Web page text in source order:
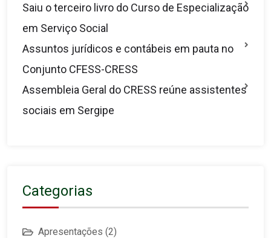
Saiu o terceiro livro do Curso de Especialização
em Serviço Social
Assuntos jurídicos e contábeis em pauta no
Conjunto CFESS-CRESS
Assembleia Geral do CRESS reúne assistentes
sociais em Sergipe
Categorias
Apresentações (2)